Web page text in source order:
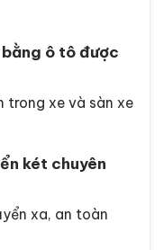
ô tô được
trong xe và sàn xe
két chuyên
xa, an toàn